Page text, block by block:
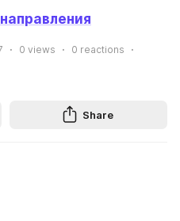
0 views 0 reactions
Share